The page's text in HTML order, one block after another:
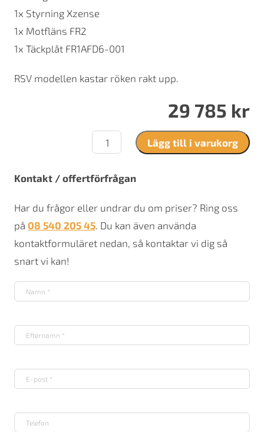
1x Styrning Xzense
1x Motfläns FR2
1x Täckplåt FR1AFD6-001
RSV modellen kastar röken rakt upp.
29 785 kr
Exodraft
Paket
12
Öppen
eldstad
stålskorsten
Lägg till i varukorg
Kontakt / offertförfrågan
Har du frågor eller undrar du om priser? Ring oss
på 08 540 205 45. Du kan även använda
kontaktformuläret nedan, så kontaktar vi dig så
snart vi kan!